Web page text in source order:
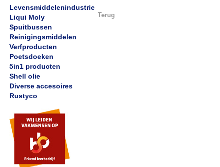
Levensmiddelenindustrie
Liqui Moly
Spuitbussen
Reinigingsmiddelen
Verfproducten
Poetsdoeken
5in1 producten
Shell olie
Diverse accesoires
Rustyco
Terug